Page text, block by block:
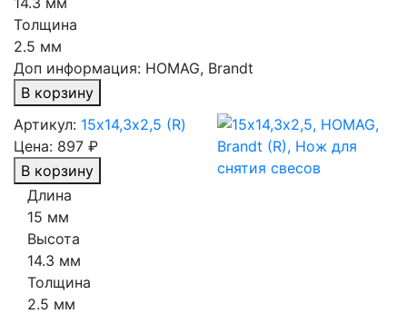
Толщина
2.5 мм
Доп информация: HOMAG, Brandt
В корзину
Артикул: 15х14,3х2,5 (R)
Цена: 897 ₽
В корзину
Длина
15 мм
Высота
14.3 мм
Толщина
2.5 мм